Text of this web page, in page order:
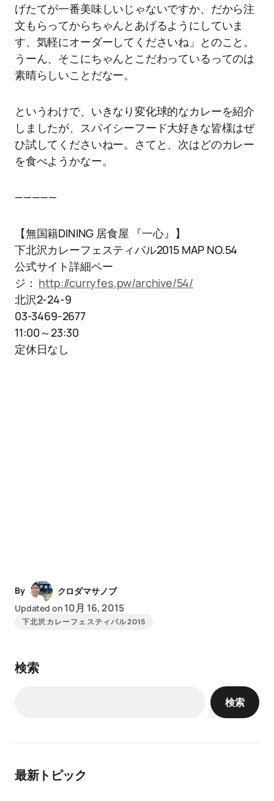
げたてが一番美味しいじゃないですか、だから注
文もらってからちゃんとあげるようにしていま
す、気軽にオーダーしてくださいね」とのこと。
うーん、そこにちゃんとこだわっているってのは
素晴らしいことだなー。
というわけで、いきなり変化球的なカレーを紹介
しましたが、スパイシーフード大好きな皆様はぜ
ひ試してくださいねー。さてと、次はどのカレー
を食べようかなー。
—————
【無国籍DINING 居食屋 『一心』】
下北沢カレーフェスティバル2015 MAP NO.54
公式サイト詳細ペー
ジ： http://curryfes.pw/archive/54/
北沢2-24-9
03-3469-2677
11:00～23:30
定休日なし
By
クロダマサノブ
Updated on 10月 16, 2015
下北沢カレーフェスティバル2015
検索
検索
最新トピック